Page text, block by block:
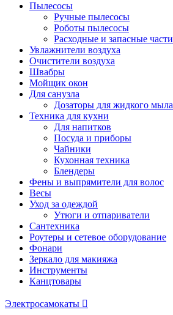
Пылесосы
Ручные пылесосы
Роботы пылесосы
Расходные и запасные части
Увлажнители воздуха
Очистители воздуха
Швабры
Мойщик окон
Для санузла
Дозаторы для жидкого мыла
Техника для кухни
Для напитков
Посуда и приборы
Чайники
Кухонная техника
Блендеры
Фены и выпрямители для волос
Весы
Уход за одеждой
Утюги и отпариватели
Сантехника
Роутеры и сетевое оборудование
Фонари
Зеркало для макияжа
Инструменты
Канцтовары
Электросамокаты